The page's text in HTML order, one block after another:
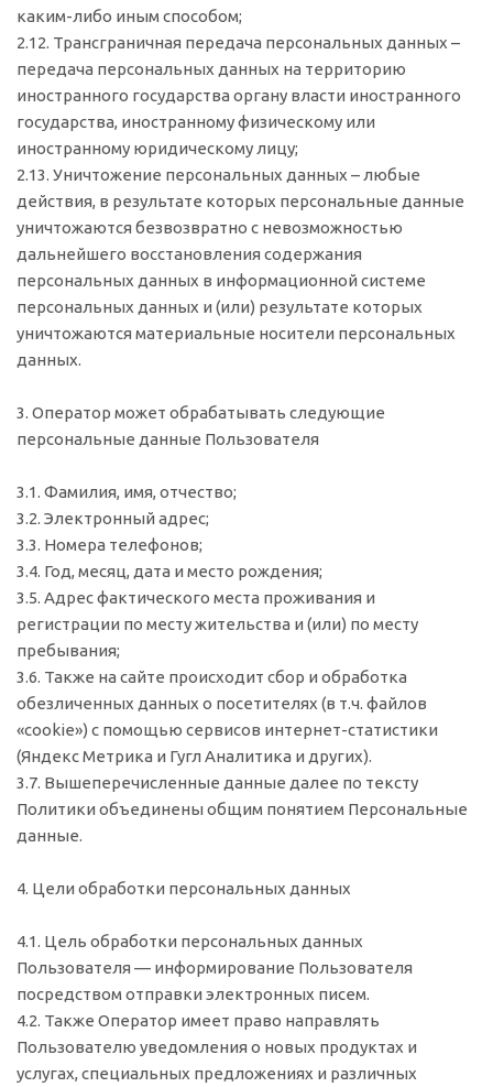
каким-либо иным способом;
2.12. Трансграничная передача персональных данных –
передача персональных данных на территорию
иностранного государства органу власти иностранного
государства, иностранному физическому или
иностранному юридическому лицу;
2.13. Уничтожение персональных данных – любые
действия, в результате которых персональные данные
уничтожаются безвозвратно с невозможностью
дальнейшего восстановления содержания
персональных данных в информационной системе
персональных данных и (или) результате которых
уничтожаются материальные носители персональных
данных.
3. Оператор может обрабатывать следующие
персональные данные Пользователя
3.1. Фамилия, имя, отчество;
3.2. Электронный адрес;
3.3. Номера телефонов;
3.4. Год, месяц, дата и место рождения;
3.5. Адрес фактического места проживания и
регистрации по месту жительства и (или) по месту
пребывания;
3.6. Также на сайте происходит сбор и обработка
обезличенных данных о посетителях (в т.ч. файлов
«cookie») с помощью сервисов интернет-статистики
(Яндекс Метрика и Гугл Аналитика и других).
3.7. Вышеперечисленные данные далее по тексту
Политики объединены общим понятием Персональные
данные.
4. Цели обработки персональных данных
4.1. Цель обработки персональных данных
Пользователя — информирование Пользователя
посредством отправки электронных писем.
4.2. Также Оператор имеет право направлять
Пользователю уведомления о новых продуктах и
услугах, специальных предложениях и различных